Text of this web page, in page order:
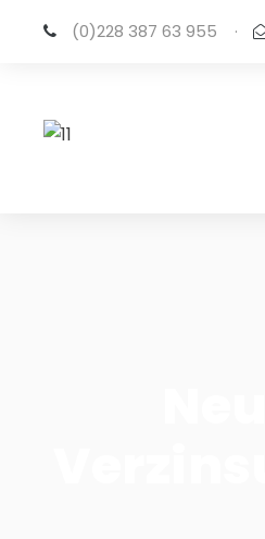
(0)228 387 63 955 ·